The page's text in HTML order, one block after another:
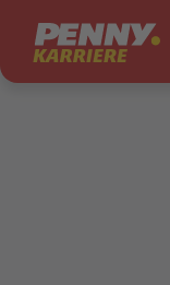
Zum Inhalt springen